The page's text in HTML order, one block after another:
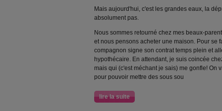
Mais aujourd'hui, c'est les grandes eaux, la
absolument pas.
Nous sommes retourné chez mes beaux-
et nous pensons acheter une maison. Pour se
compagnon signe son contrat temps plein et
hypothécaire. En attendant, je suis coincée
mais qui (c'est méchant je sais) me gonfle! On
pour pouvoir mettre des sous sou
lire la suite